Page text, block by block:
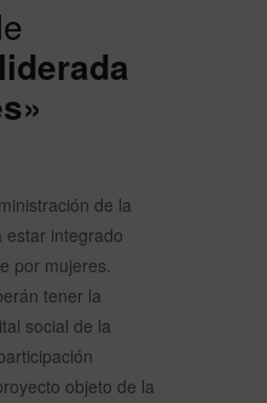
de la
estar integrado
por mujeres.
tener la
social de la
objeto de la